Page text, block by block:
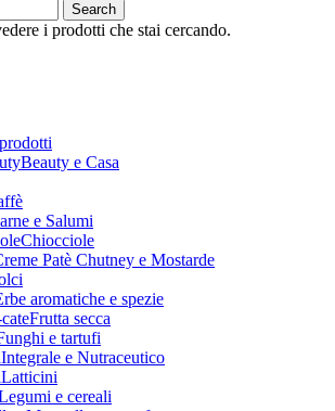
Search
i prodotti che stai cercando.
Beauty e Casa
e Salumi
Chiocciole
Patè Chutney e Mostarde
aromatiche e spezie
Frutta secca
e tartufi
Integrale e Nutraceutico
Latticini
e cereali